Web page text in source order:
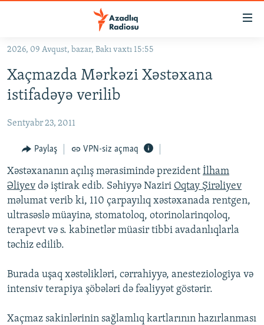
Əsas
qayıt
Əsas
qayıt
#İZAHLA
KORRUPSIOMETR
#ƏSLINDƏ
FƏRQƏ BAX
QANUNI DOĞRU
ARAŞDIRMA
MULTIMEDIA
VIDEO
İNFOQRAFIKA
RADIO ARXIV
AZƏRBAYCAN ƏDƏBIYYATI KITABXANASI
İSLAM VƏ DEMOKRATIYA
İZ - MƏDƏNIYYƏT PROQRAMI
MISSIYAMIZ
PEŞƏ ETIKASI VƏ JURNALISTIKA STANDARTLARIMIZ
MATERIALLARIMIZDAN ISTIFADƏ
BIZI IZLƏ
2026, 09 Avqust, bazar, Bakı vaxtı 15:55
Xaçmazda Mərkəzi Xəstəxana
istifadəyə verilib
Sentyabr 23, 2011
Paylaş VPN-siz açmaq
Xəstəxananın açılış mərasimində prezident İlham
Əliyev də iştirak edib. Səhiyyə Naziri Oqtay Şirəliyev
məlumat verib ki, 110 çarpayılıq xəstəxanada rentgen,
ultrasəslə müayinə, stomatoloq, otorinolarinqoloq,
terapevt və s. kabinetlər müasir tibbi avadanlıqlarla
təchiz edilib.
Burada uşaq xəstəlikləri, cərrahiyyə, anesteziologiya və
intensiv terapiya şöbələri də fəaliyyət göstərir.
Xaçmaz sakinlərinin sağlamlıq kartlarının hazırlanması